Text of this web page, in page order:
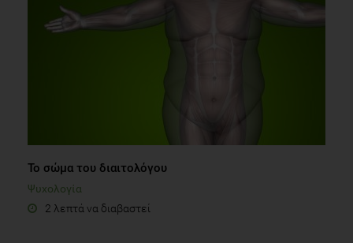
Το σώμα του διαιτολόγου
Ψυχολογία
2 λεπτά να διαβαστεί